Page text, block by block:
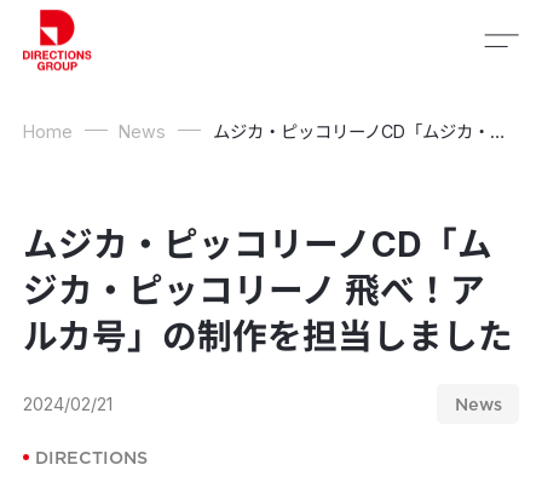
Home News ムジカ・ピッコリーノCD「ムジカ・ピッコリーノ 飛べ！アルカ号」の制作を担当しました
ムジカ・ピッコリーノCD「ム
ジカ・ピッコリーノ 飛べ！ア
ルカ号」の制作を担当しました
2024/02/21 News
DIRECTIONS